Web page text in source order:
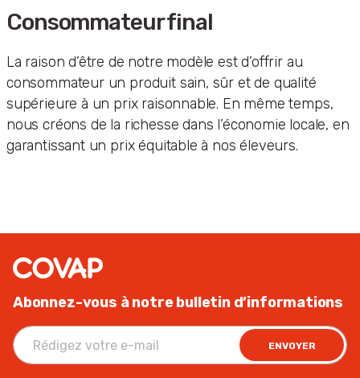
Consommateur final
La raison d’être de notre modèle est d’offrir au
consommateur un produit sain, sûr et de qualité
supérieure à un prix raisonnable. En même temps,
nous créons de la richesse dans l’économie locale, en
garantissant un prix équitable à nos éleveurs.
Abonnez-vous à notre bulletin d’informations
ENVOYER